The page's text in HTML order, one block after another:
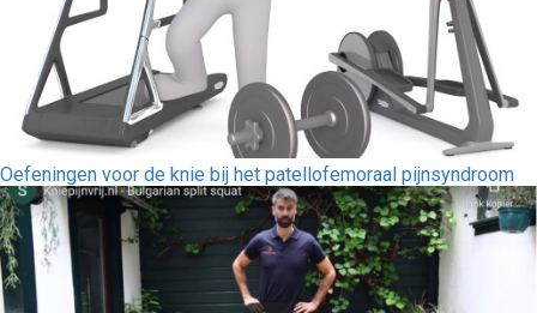
Oefeningen voor de knie bij het patellofemoraal pijnsyndroom